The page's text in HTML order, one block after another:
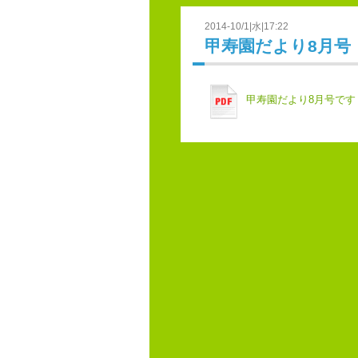
2014-10/1|水|17:22
甲寿園だより8月号
甲寿園だより8月号です